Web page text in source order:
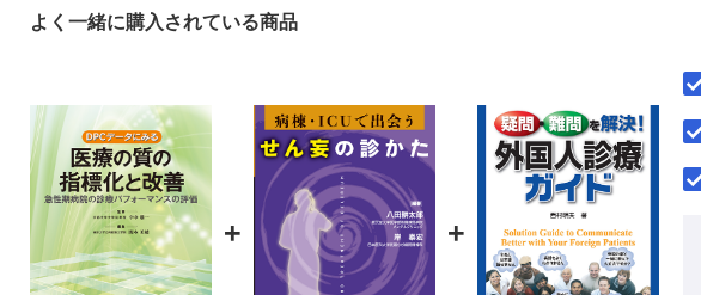
附表3－症例数の多い20の診断群分類における1日あたり医
附表4－主要な疾患・術式における抗菌薬使用パターン
索 引
病院全体の質の評価としての「死亡率」
医療における「バラツキ」
なぜ「標準化」が必要なのか？
医療の標準化は，医療の質の向上につながるのだろうか？
在院日数や医療費のバラツキはどこから生まれるか？
病院間・医師間で医療のやり方はどのように違うか？─解析例（１）：周術期の予
医療の標準化をどのように評価するか？─解析例（２）：白内障治療の標準化
よく一緒に購入されている商品
+ +